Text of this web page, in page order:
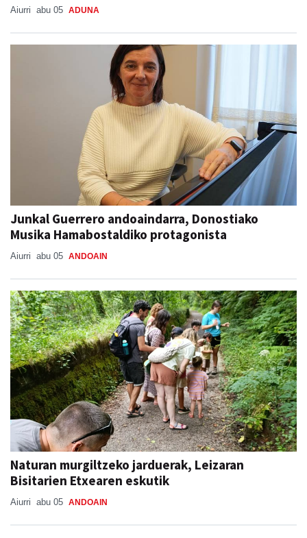
Aiurri abu 05 ADUNA
Junkal Guerrero andoaindarra, Donostiako
Musika Hamabostaldiko protagonista
Aiurri abu 05 ANDOAIN
Naturan murgiltzeko jarduerak, Leizaran
Bisitarien Etxearen eskutik
Aiurri abu 05 ANDOAIN